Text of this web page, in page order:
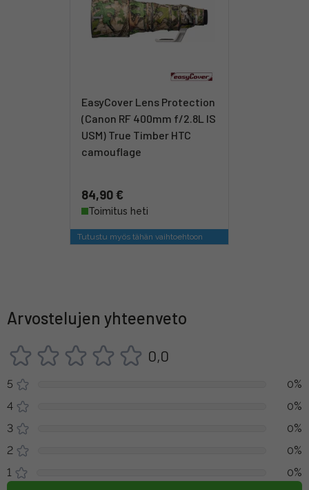
EasyCover Lens Protection
(Canon RF 400mm f/2.8L IS
USM) True Timber HTC
camouflage
84,90 €
Toimitus heti
Tutustu myös tähän vaihtoehtoon
Arvostelujen yhteenveto
0,0
5
0%
4
0%
3
0%
2
0%
1
0%